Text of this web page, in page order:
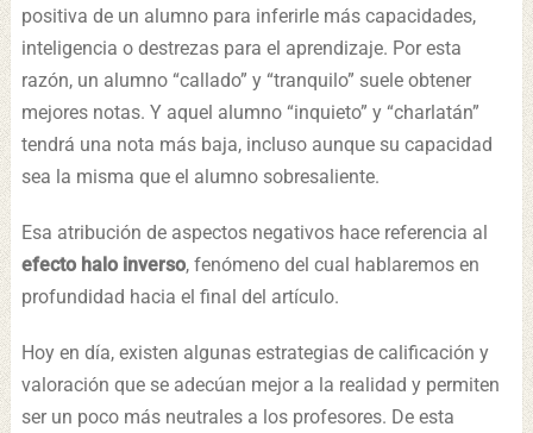
positiva de un alumno para inferirle más capacidades,
inteligencia o destrezas para el aprendizaje. Por esta
razón, un alumno “callado” y “tranquilo” suele obtener
mejores notas. Y aquel alumno “inquieto” y “charlatán”
tendrá una nota más baja, incluso aunque su capacidad
sea la misma que el alumno sobresaliente.
Esa atribución de aspectos negativos hace referencia al
efecto halo inverso, fenómeno del cual hablaremos en
profundidad hacia el final del artículo.
Hoy en día, existen algunas estrategias de calificación y
valoración que se adecúan mejor a la realidad y permiten
ser un poco más neutrales a los profesores. De esta